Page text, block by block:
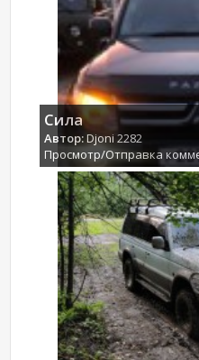
Сила
Автор:Djoni 2282
Просмотр/Отправка